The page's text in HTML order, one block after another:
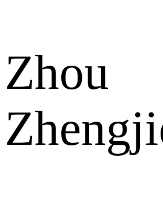
Zhou